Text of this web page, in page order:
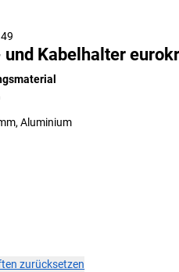
und Kabelhalter
Aluminium
zurücksetzen